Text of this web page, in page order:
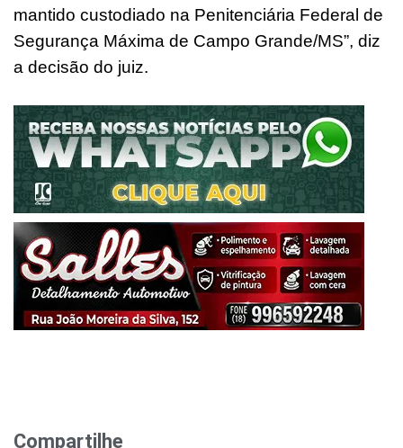
mantido custodiado na Penitenciária Federal de
Segurança Máxima de Campo Grande/MS”, diz
a decisão do juiz.
Compartilhe